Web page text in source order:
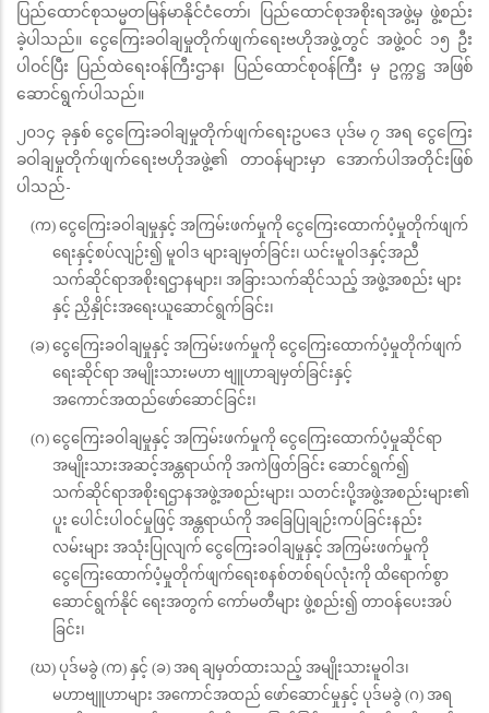
ပြည်ထောင်စုသမ္မတမြန်မာနိုင်ငံတော်၊ ပြည်ထောင်စုအစိုးရအဖွဲ့မှ ဖွဲ့စည်း
ခဲ့ပါသည်။ ငွေကြေးခဝါချမှုတိုက်ဖျက်ရေးဗဟိုအဖွဲ့တွင် အဖွဲ့ဝင် ၁၅ ဦး
ပါဝင်ပြီး ပြည်ထဲရေးဝန်ကြီးဌာန၊ ပြည်ထောင်စုဝန်ကြီး မှ ဥက္ကဋ္ဌ အဖြစ်
ဆောင်ရွက်ပါသည်။
၂၀၁၄ ခုနှစ် ငွေကြေးခဝါချမှုတိုက်ဖျက်ရေးဥပဒေ ပုဒ်မ ၇ အရ ငွေကြေး
ခဝါချမှုတိုက်ဖျက်ရေးဗဟိုအဖွဲ့၏ တာဝန်များမှာ အောက်ပါအတိုင်းဖြစ်
ပါသည်-
(က) ငွေကြေးခဝါချမှုနှင့် အကြမ်းဖက်မှုကို ငွေကြေးထောက်ပံ့မှုတိုက်ဖျက်
ရေးနှင့်စပ်လျဉ်း၍ မူဝါဒ များချမှတ်ခြင်း၊ ယင်းမူဝါဒနှင့်အညီ
သက်ဆိုင်ရာအစိုးရဌာနများ၊ အခြားသက်ဆိုင်သည့် အဖွဲ့အစည်း များ
နှင့် ညှိနှိုင်းအရေးယူဆောင်ရွက်ခြင်း၊
(ခ) ငွေကြေးခဝါချမှုနှင့် အကြမ်းဖက်မှုကို ငွေကြေးထောက်ပံ့မှုတိုက်ဖျက်
ရေးဆိုင်ရာ အမျိုးသားမဟာ ဗျူဟာချမှတ်ခြင်းနှင့်
အကောင်အထည်ဖော်ဆောင်ခြင်း၊
(ဂ) ငွေကြေးခဝါချမှုနှင့် အကြမ်းဖက်မှုကို ငွေကြေးထောက်ပံ့မှုဆိုင်ရာ
အမျိုးသားအဆင့်အန္တရာယ်ကို အကဲဖြတ်ခြင်း ဆောင်ရွက်၍
သက်ဆိုင်ရာအစိုးရဌာနအဖွဲ့အစည်းများ၊ သတင်းပို့အဖွဲ့အစည်းများ၏
ပူး ပေါင်းပါဝင်မှုဖြင့် အန္တရာယ်ကို အခြေပြုချဉ်းကပ်ခြင်းနည်း
လမ်းများ အသုံးပြုလျက် ငွေကြေးခဝါချမှုနှင့် အကြမ်းဖက်မှုကို
ငွေကြေးထောက်ပံ့မှုတိုက်ဖျက်ရေးစနစ်တစ်ရပ်လုံးကို ထိရောက်စွာ
ဆောင်ရွက်နိုင် ရေးအတွက် ကော်မတီများ ဖွဲ့စည်း၍ တာဝန်ပေးအပ်
ခြင်း၊
(ဃ) ပုဒ်မခွဲ (က) နှင့် (ခ) အရ ချမှတ်ထားသည့် အမျိုးသားမူဝါဒ၊
မဟာဗျူဟာများ အကောင်အထည် ဖော်ဆောင်မှုနှင့် ပုဒ်မခွဲ (ဂ) အရ